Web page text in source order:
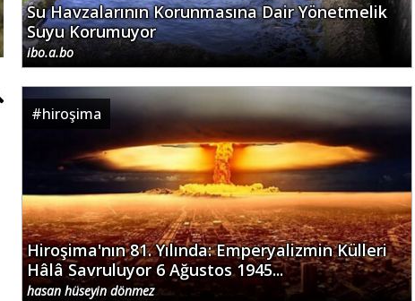
Su Havzalarının Korunmasına Dair Yönetmelik
Suyu Korumuyor
ibo.a.bo
#hiroşima
Hiroşima'nın 81. Yılında: Emperyalizmin Külleri
Hâlâ Savruluyor 6 Ağustos 1945...
hasan hüseyin dönmez